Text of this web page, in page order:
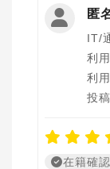
匿
IT/
利
利
投
在籍確認